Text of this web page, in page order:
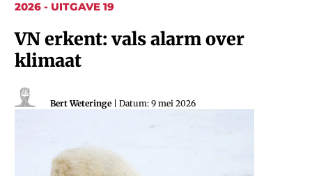
2026 - UITGAVE 19
VN erkent: vals alarm over
klimaat
Bert Weteringe | Datum: 9 mei 2026